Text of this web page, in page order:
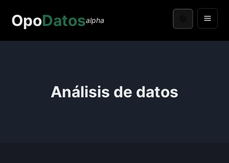
OpoDatosalpha
Análisis de datos